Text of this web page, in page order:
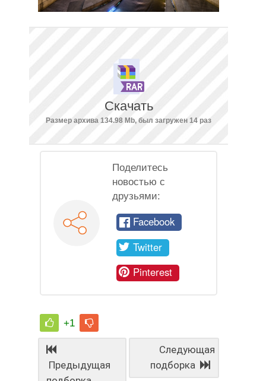
Скачать
Размер архива 134.98 Mb, был загружен 14 раз
Поделитесь
новостью с
друзьями:
Facebook
Twitter
Pinterest
+1
Предыдущая
Следующая
подборка